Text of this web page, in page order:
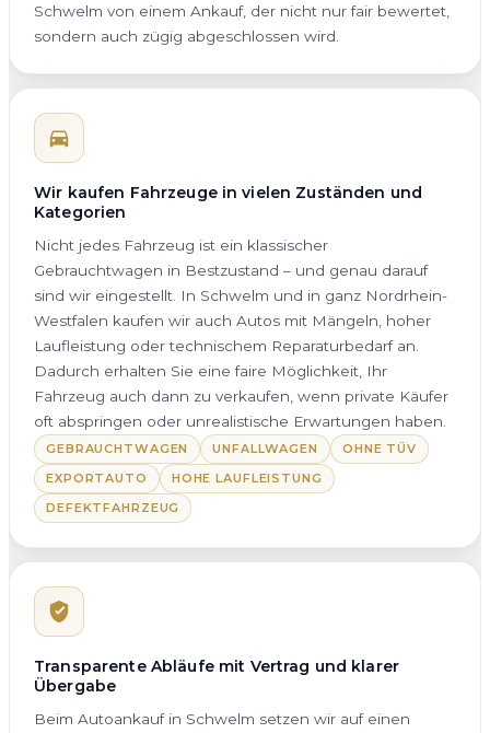
Schwelm von einem Ankauf, der nicht nur fair bewertet,
sondern auch zügig abgeschlossen wird.
Wir kaufen Fahrzeuge in vielen Zuständen und
Kategorien
Nicht jedes Fahrzeug ist ein klassischer
Gebrauchtwagen in Bestzustand – und genau darauf
sind wir eingestellt. In Schwelm und in ganz Nordrhein-
Westfalen kaufen wir auch Autos mit Mängeln, hoher
Laufleistung oder technischem Reparaturbedarf an.
Dadurch erhalten Sie eine faire Möglichkeit, Ihr
Fahrzeug auch dann zu verkaufen, wenn private Käufer
oft abspringen oder unrealistische Erwartungen haben.
GEBRAUCHTWAGEN UNFALLWAGEN
OHNE TÜV
EXPORTAUTO
HOHE LAUFLEISTUNG
DEFEKTFAHRZEUG
Transparente Abläufe mit Vertrag und klarer
Übergabe
Beim Autoankauf in Schwelm setzen wir auf einen